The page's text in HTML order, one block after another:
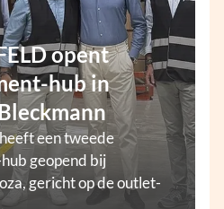
opent
hub in
een tweede
geopend bij
gericht op de outlet-